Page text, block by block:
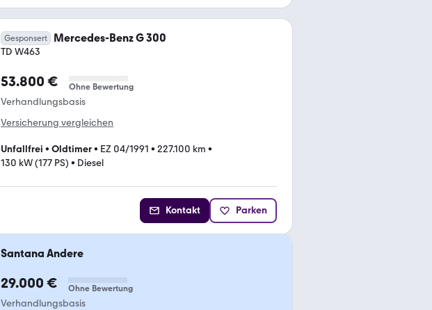
Gesponsert Mercedes-Benz G 300
TD W463
53.800 € Ohne Bewertung
Verhandlungsbasis
Versicherung vergleichen
Unfallfrei • Oldtimer• EZ 04/1991 • 227.100 km •
130 kW (177 PS) • Diesel
Kontakt Parken
Santana Andere
29.000 € Ohne Bewertung
Verhandlungsbasis